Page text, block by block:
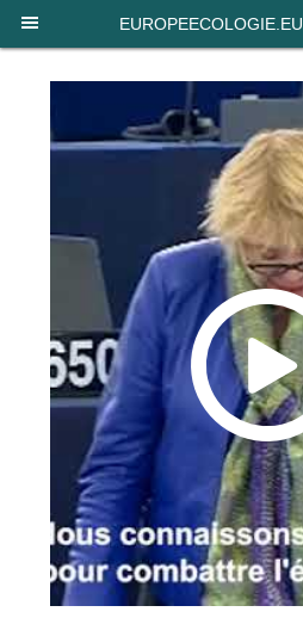
EUROPEECOLOGIE.EU